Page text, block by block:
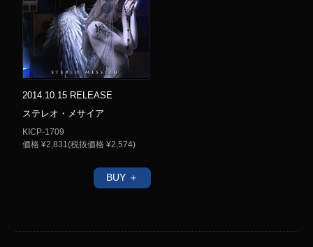
2014.10.15 RELEASE
ステレオ・メサイア
KICP-1709
価格 ¥2,831(税抜価格 ¥2,574)
BUY ＋